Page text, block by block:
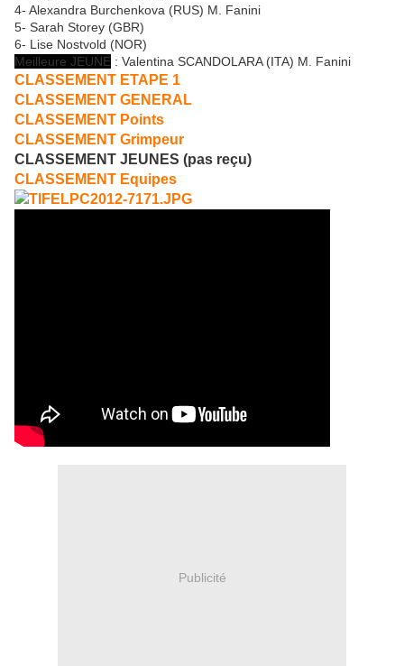
4- Alexandra Burchenkova (RUS) M. Fanini
5- Sarah Storey (GBR)
6- Lise Nostvold (NOR)
Meilleure JEUNE : Valentina SCANDOLARA (ITA) M. Fanini
CLASSEMENT ETAPE 1
CLASSEMENT GENERAL
CLASSEMENT Points
CLASSEMENT Grimpeur
CLASSEMENT JEUNES (pas reçu)
CLASSEMENT Equipes
Publicité